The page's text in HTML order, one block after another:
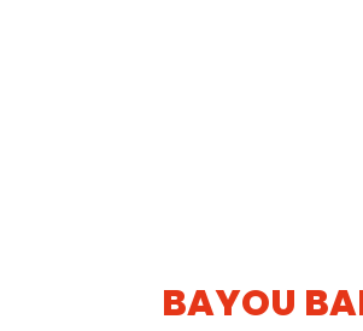
BAYOU